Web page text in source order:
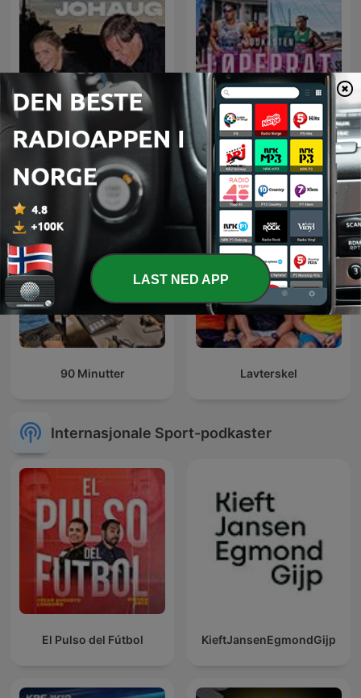
Gukild & Johaug Løpeprat
90 Minutter Lavterskel
Internasjonale Sport-podkaster
El Pulso del Fútbol KieftJansenEgmondGijp
LAST NED APP